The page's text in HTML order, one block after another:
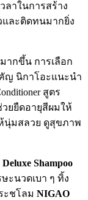
ลาในการสร้าง
และติดทนมากยิ่ง
ากขึ้น การเลือก
ญ นิกาโอะแนะนำ
สูตร
ยยืดอายุสีผมให้
นุ่มสลวย ดูสุขภาพ
Shampoo
ะนวดเบา ๆ ทิ้ง
ะชโลม NIGAO